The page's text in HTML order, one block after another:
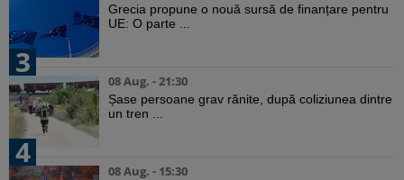
Grecia propune o nouă sursă de finanțare pentru
UE: O parte ...
3
08 Aug. - 21:30
Șase persoane grav rănite, după coliziunea dintre
un tren ...
4
08 Aug. - 15:30